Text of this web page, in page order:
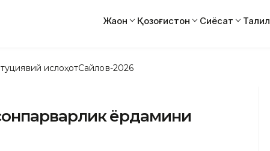
Жаҳон Қозоғистон Сиёсат Таҳлил
ислоҳотСайлов-2026
ёрдамини